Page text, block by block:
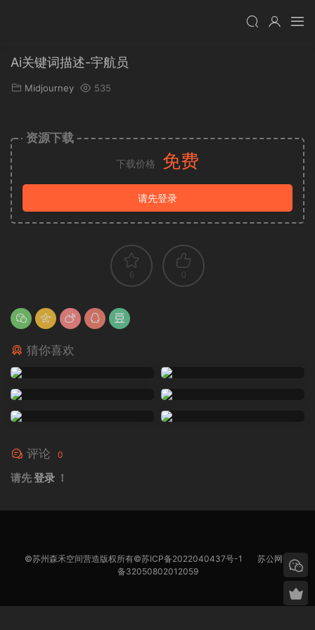
Ai关键词描述-宇航员
Midjourney 535
资源下载
下载价格 免费
请先登录
6 0
猜你喜欢
评论 0
请先登录 ！
©苏州森禾空间营造版权所有©苏ICP备2022040437号-1
苏公网安
备32050802012059